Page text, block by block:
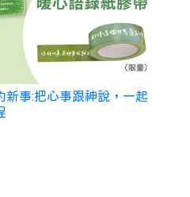
新事:把心事跟神說，一起